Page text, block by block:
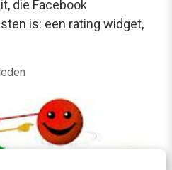
die Facebook
is: een rating widget,